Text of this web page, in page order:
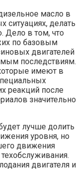
масло в
ситуациях, делать
Дело в том, что
по базовым
двигателей
последствиям.
имеют в
реакций после
значительно
лучше долить
уровня, но
движения
двигателя и